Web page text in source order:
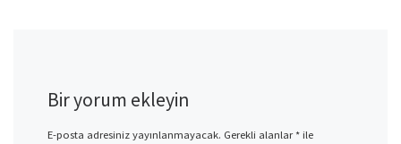
Bir yorum ekleyin
E-posta adresiniz yayınlanmayacak. Gerekli alanlar*ile